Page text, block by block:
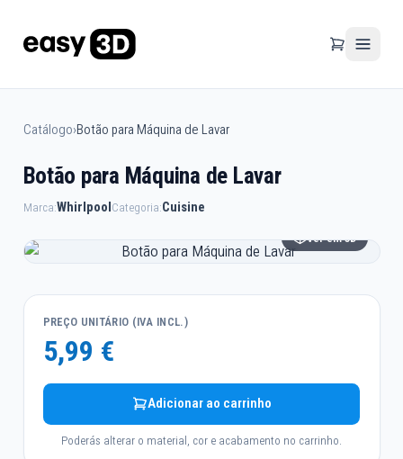
Catálogo›Botão para Máquina de Lavar
Botão para Máquina de Lavar
Marca:WhirlpoolCategoria:Cuisine
Ver em 3D
PREÇO UNITÁRIO (IVA INCL.)
5,99 €
Adicionar ao carrinho
Poderás alterar o material, cor e acabamento no carrinho.